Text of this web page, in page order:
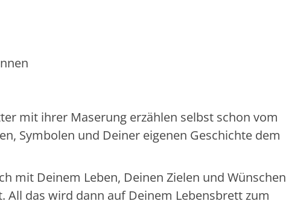
mit ihrer Maserung erzählen selbst schon vom
Symbolen und Deiner eigenen Geschichte dem
mit Deinem Leben, Deinen Zielen und Wünschen
das wird dann auf Deinem Lebensbrett zum